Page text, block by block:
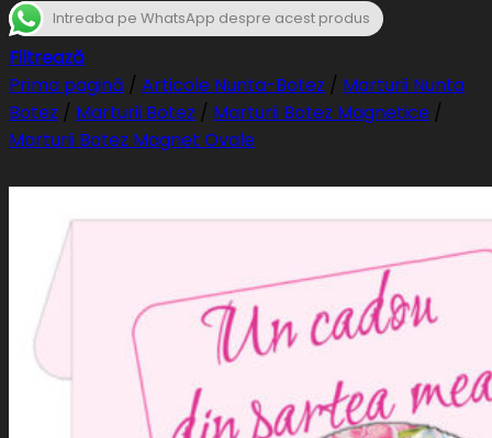
Intreaba pe WhatsApp despre acest produs
Filtrează
Prima pagină / Articole Nunta-Botez / Marturii Nunta
Botez / Marturii Botez / Marturii Botez Magnetice /
Marturii Botez Magnet Ovale